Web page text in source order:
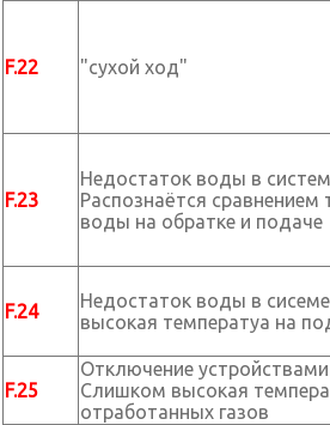
F.22 "сухой ход"
F.23
Недостаток воды в
Распознаётся сравнением
воды на обратке и подаче
F.24
Недостаток воды в
высокая температуа на
F.25
Отключение
Слишком высокая
отработанных газов